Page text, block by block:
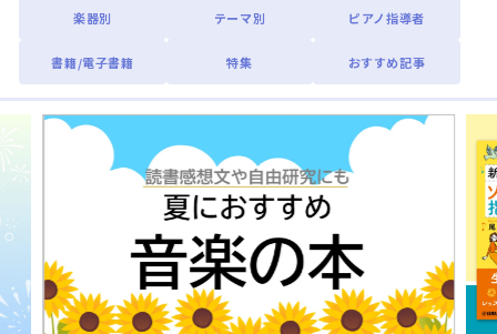
楽器別 テーマ別 ピアノ指導者
書籍/電子書籍 特集 おすすめ記事